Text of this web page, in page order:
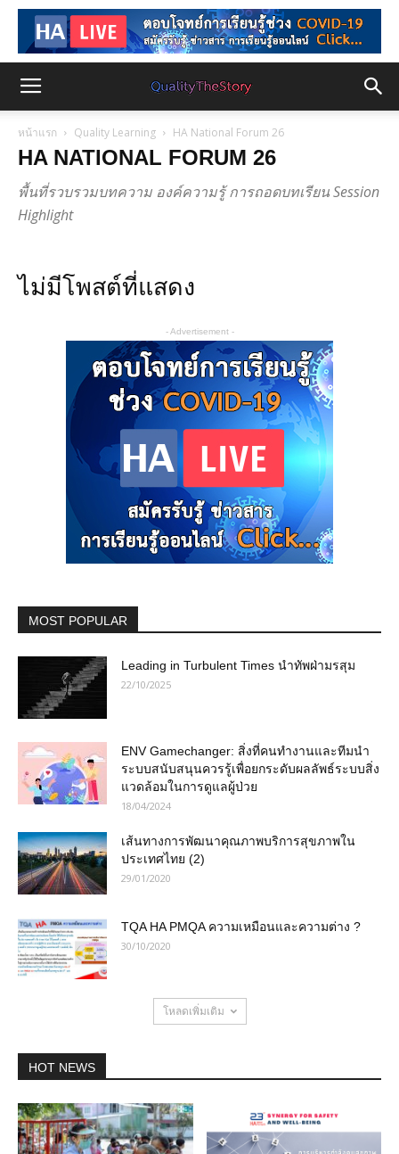
หน้าแรก Quality Learning HA National Forum 26
HA NATIONAL FORUM 26
พื้นที่รวบรวมบทความ องค์ความรู้ การถอดบทเรียน Session
Highlight
ไม่มีโพสต์ที่แสดง
- Advertisement -
MOST POPULAR
Leading in Turbulent Times นำทัพฝ่ามรสุม
22/10/2025
ENV Gamechanger: สิ่งที่คนทำงานและทีมนำ
ระบบสนับสนุนควรรู้เพื่อยกระดับผลลัพธ์ระบบสิ่ง
แวดล้อมในการดูแลผู้ป่วย
18/04/2024
เส้นทางการพัฒนาคุณภาพบริการสุขภาพใน
ประเทศไทย (2)
29/01/2020
TQA HA PMQA ความเหมือนและความต่าง ?
30/10/2020
โหลดเพิ่มเติม
HOT NEWS